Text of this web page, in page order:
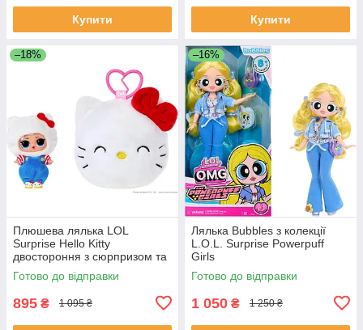
Купити Купити
–18%
Плюшева лялька LOL
Surprise Hello Kitty
двостороння з сюрпризом та
лялькою TOT, персонажі
Sanrio
Готово до відправки
895 ₴ 1 095 ₴
–16%
Лялька Bubbles з колекції
L.O.L. Surprise Powerpuff
Girls
Готово до відправки
1 050 ₴ 1 250 ₴